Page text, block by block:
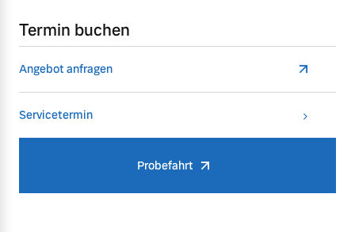
Termin buchen
Angebot anfragen
Servicetermin
Probefahrt